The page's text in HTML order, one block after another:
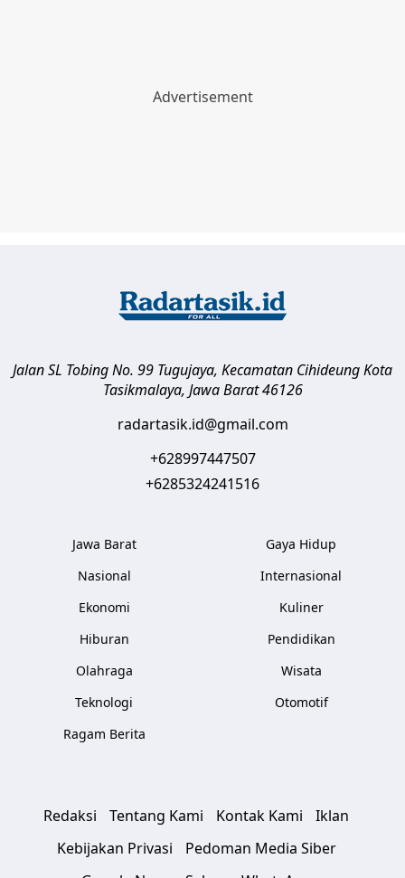
Jalan SL Tobing No. 99 Tugujaya, Kecamatan CihideungKota
Tasikmalaya, Jawa Barat 46126
radartasik.id@gmail.com
+628997447507
+6285324241516
Jawa Barat
Nasional
Ekonomi
Hiburan
Olahraga
Teknologi
Ragam Berita
Gaya Hidup
Internasional
Kuliner
Pendidikan
Wisata
Otomotif
Redaksi Tentang Kami Kontak Kami
Iklan
Kebijakan Privasi
Pedoman Media Siber